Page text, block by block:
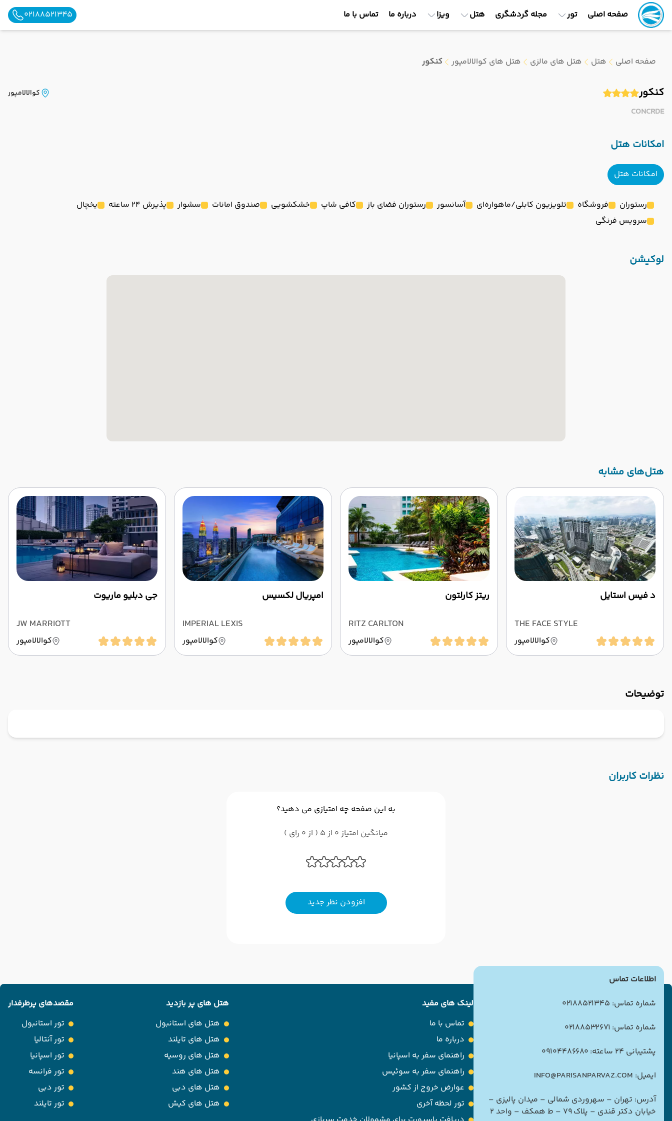
صفحه اصلی تور مجله گردشگری هتل ویزا درباره ما تماس با ما 02188521345
صفحه اصلی هتل هتل های مالزی هتل های کوالالامپور کنکور
کنکور
CONCRDE
کوالالامپور
امکانات هتل
امکانات هتل
رستوران فروشگاه تلویزیون کابلی/ماهواره‌ای آسانسور رستوران فضای باز کافی شاپ خشکشویی صندوق امانات سشوار پذیرش 24 ساعته
یخچال
سرویس فرنگی
لوکیشن
‌هتل‌های مشابه
د فیس استایل
THE FACE STYLE
کوالالامپور
ریتز کارلتون
RITZ CARLTON
کوالالامپور
امپریال لکسیس
IMPERIAL LEXIS
کوالالامپور
جی دبلیو ماریوت
JW MARRIOTT
کوالالامپور
توضیحات
نظرات کاربران
به این صفحه چه امتیازی می دهید؟
میانگین امتیاز 0 از 5 ( از 0 رای )
افزودن نظر جدید
اطلاعات تماس
شماره تماس: 02188521345
شماره تماس: 02188532671
پشتیبانی 24 ساعته: 09104486680
ایمیل: INFO@PARISANPARVAZ.COM
آدرس: تهران – سهروردی شمالی – میدان پالیزی –
خیابان دکتر قندی – پلاک ۷۹ – ط همکف – واحد ۲
لینک های مفید
تماس با ما
درباره ما
راهنمای سفر به اسپانیا
راهنمای سفر به سوئیس
عوارض خروج از کشور
تور لحظه آخری
هتل های پر بازدید
هتل های استانبول
هتل های تایلند
هتل های روسیه
هتل های هند
هتل های دبی
هتل های کیش
مقصدهای پرطرفدار
تور استانبول
تور آنتالیا
تور اسپانیا
تور فرانسه
تور دبی
تور تایلند